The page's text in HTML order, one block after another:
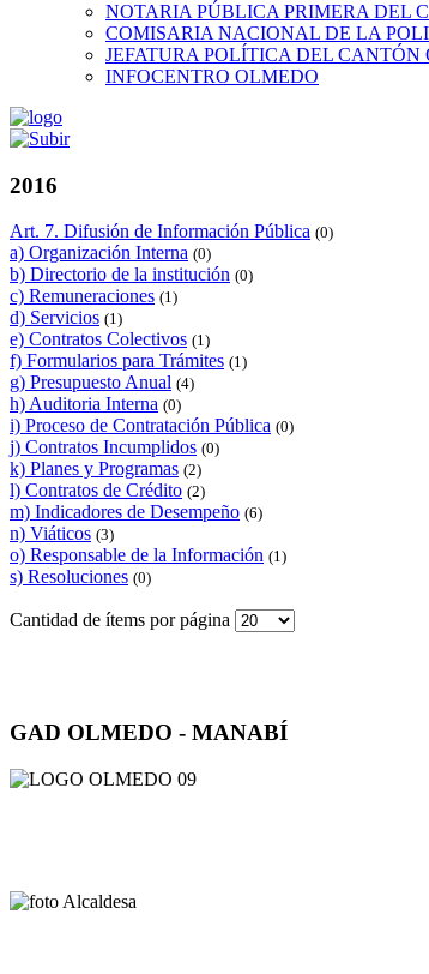
NOTARIA PÚBLICA PRIMERA DEL
COMISARIA NACIONAL DE LA
JEFATURA POLÍTICA DEL
INFOCENTRO OLMEDO
2016
Art. 7. Difusión de Información Pública (0)
a) Organización Interna (0)
b) Directorio de la institución (0)
c) Remuneraciones (1)
d) Servicios (1)
e) Contratos Colectivos (1)
f) Formularios para Trámites (1)
g) Presupuesto Anual (4)
h) Auditoria Interna (0)
i) Proceso de Contratación Pública (0)
j) Contratos Incumplidos (0)
k) Planes y Programas (2)
l) Contratos de Crédito (2)
m) Indicadores de Desempeño (6)
n) Viáticos (3)
o) Responsable de la Información (1)
s) Resoluciones (0)
Cantidad de ítems por página
GAD OLMEDO - MANABÍ